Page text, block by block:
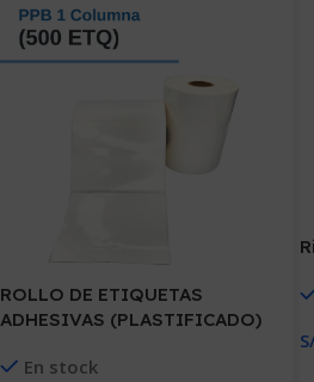
ROLLO DE ETIQUETAS
ADHESIVAS (PLASTIFICADO)
TUCO 1″(100 MM X 75 MM)
En stock